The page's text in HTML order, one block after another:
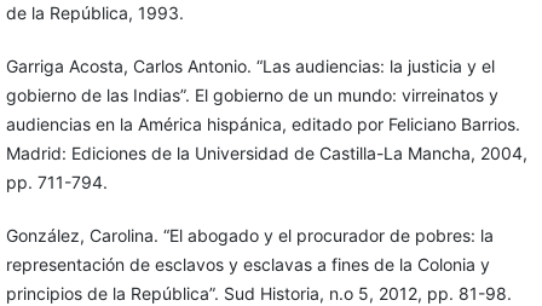
de la República, 1993.
Garriga Acosta, Carlos Antonio. “Las audiencias: la justicia y el
gobierno de las Indias”. El gobierno de un mundo: virreinatos y
audiencias en la América hispánica, editado por Feliciano Barrios.
Madrid: Ediciones de la Universidad de Castilla-La Mancha, 2004,
pp. 711-794.
González, Carolina. “El abogado y el procurador de pobres: la
representación de esclavos y esclavas a fines de la Colonia y
principios de la República”. Sud Historia, n.o 5, 2012, pp. 81-98.